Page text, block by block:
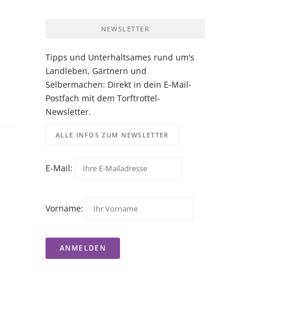
NEWSLETTER
Tipps und Unterhaltsames rund um's
Landleben, Gärtnern und
Selbermachen: Direkt in dein E-Mail-
Postfach mit dem Torftrottel-
Newsletter.
ALLE INFOS ZUM NEWSLETTER
E-Mail:
Vorname: